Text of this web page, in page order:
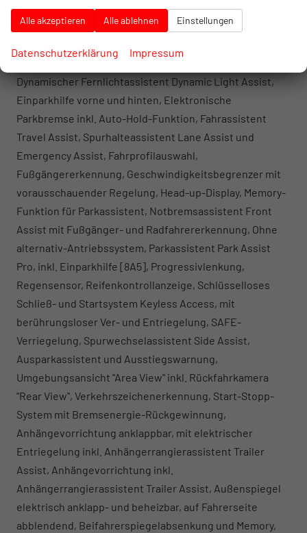
Ausweichunterstützung, Ablenkungs- und
Müdigkeitserkennung, Automatische Distanzregelung
mehrfarbig, verschiedene Info-Profile wählbar,
Dynamischer Fernlichtassistent Dynamic Light Assist,
Einparkhilfe vorne und hinten, Elektronische
Parkbremse inkl. Auto-Hold-Funktion, Fahrassistent
Travel Assist, Spurhalteassistent Lane Assist und
Emergency Assist, Fahrprofilauswahl,
Fußgängererkennung, Geschwindigkeitsbegrenzer mit
vorausschauender Regelung, Head-up-Display, Memory-
Funktion für Parkassistent, Notbremsassistent Front
Assist mit Fußgänger- und Radfahrererkennung, Ohne
alternativ-Antriebssystem, Parkassistent Park Assist
Pro, inkl. Einparkhilfe [8A5], Progressivlenkung,
Regensensor, Reifenkontrollanzeige, Schlüsselloses
Schließ- und Startsystem Keyless Access, mit
berührungsloser Ver- und Entriegelung, SAFE-
Verriegelung, Spurwechselassistent Side Assist,
Ausparkassistent und Ausstiegswarnung,
Umgebungsansicht ''Area View'' inkl. Rückfahrkamera
''Rear View'', Verkehrszeichenerkennung, Start-Stopp-
System mit Bremsenergie-Rückgewinnung,
Anhängevorrichtung anklappbar, mit elektrischer
Entriegelung inkl. Anhängerrangierassistent Trailer
Assist, Anhängevorrichtung inkl.
Anhängerrangierassistent Trailer Assist, Außenspiegel
elektrisch anklapp- und beheizbar, auf Fahrerseite
abblendend, Beifahrerspiegelabsenkung und Memory,
Alle akzeptieren Alle ablehnen Einstellungen
Datenschutzerklärung Impressum